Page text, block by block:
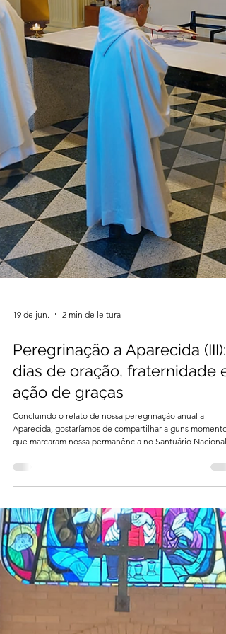
19 de jun. 2 min de leitura
Peregrinação a Aparecida (III):
dias de oração, fraternidade e
Concluindo o relato de nossa peregrinação anual a
Aparecida, gostaríamos de compartilhar alguns momentos
que marcaram nossa permanência no Santuário Nacional.
Foram dias profundamente abençoados, vividos em clima
de oração, fraternidade e renovação espiritual. Nos dias 9
10 de junho, tivemos a graça de celebrar as Laudes e a
Santa Missa na Capela dos Apóstolos, localizada logo atrás
verdadeiro privilégio poder rezar e ce